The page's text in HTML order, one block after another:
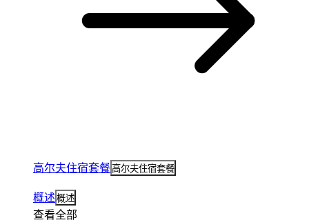
高尔夫住宿套餐高尔夫住宿套餐
概述 概述
查看全部